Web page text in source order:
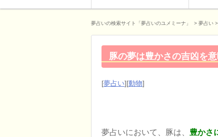
夢占いの検索サイト「夢占いのユメミーナ」 > 夢占い >
豚の夢は豊かさの吉凶を
[夢占い][動物]
夢占いにおいて、豚は、 豊かさ